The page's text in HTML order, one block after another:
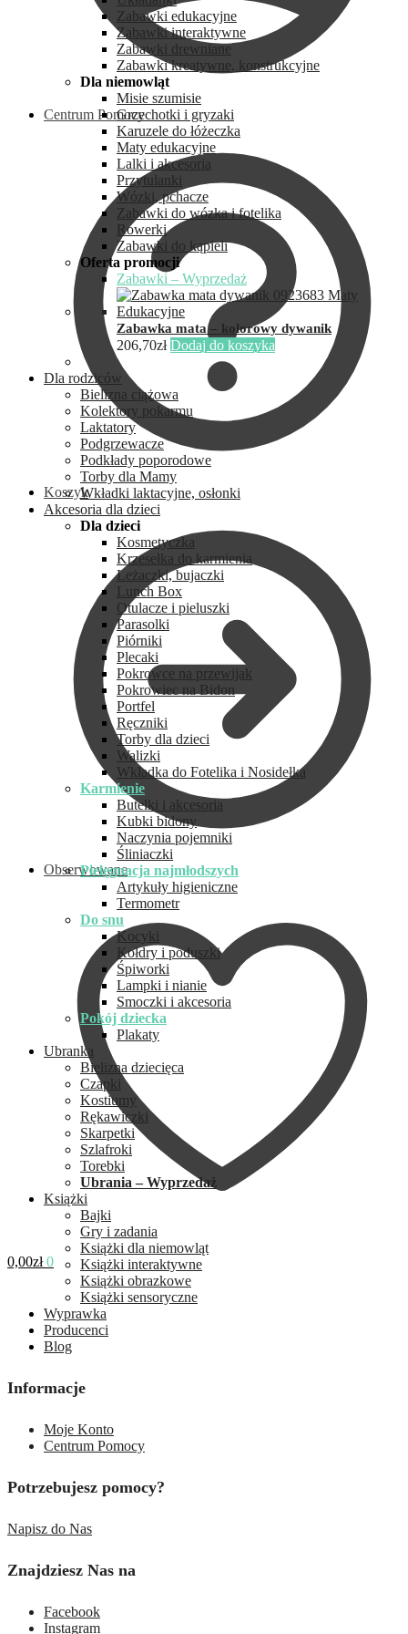
Centrum Pomocy
Koszyk
Obserwowane
0,00zł 0
Zabawki edukacyjne
Zabawki interaktywne
Zabawki drewniane
Zabawki kreatywne, konstrukcyjne
Dla niemowląt
Misie szumisie
Grzechotki i gryzaki
Karuzele do łóżeczka
Maty edukacyjne
Lalki i akcesoria
Przytulanki
Wózki, pchacze
Zabawki do wózka i fotelika
Rowerki
Zabawki do kąpieli
Oferta promocji
Zabawki – Wyprzedaż
Zabawka mata – kolorowy dywanik
206,70zł Dodaj do koszyka
Dla rodziców
Bielizna ciążowa
Kolektory pokarmu
Laktatory
Podgrzewacze
Podkłady poporodowe
Torby dla Mamy
Wkładki laktacyjne, osłonki
Akcesoria dla dzieci
Dla dzieci
Kosmetyczka
Krzesełka do karmienia
Leżaczki, bujaczki
Lunch Box
Otulacze i pieluszki
Parasolki
Piórniki
Plecaki
Pokrowce na przewijak
Pokrowiec na Bidon
Portfel
Ręczniki
Torby dla dzieci
Walizki
Wkładka do Fotelika i Nosidełka
Karmienie
Butelki i akcesoria
Kubki bidony
Naczynia pojemniki
Śliniaczki
Pielęgnacja najmłodszych
Artykuły higieniczne
Termometr
Do snu
Kocyki
Kołdry i poduszki
Śpiworki
Lampki i nianie
Smoczki i akcesoria
Pokój dziecka
Plakaty
Ubranka
Bielizna dziecięca
Czapki
Kostiumy
Rękawiczki
Skarpetki
Szlafroki
Torebki
Ubrania – Wyprzedaż
Książki
Bajki
Gry i zadania
Książki dla niemowląt
Książki interaktywne
Książki obrazkowe
Książki sensoryczne
Wyprawka
Producenci
Blog
Informacje
Moje Konto
Centrum Pomocy
Potrzebujesz pomocy?
Napisz do Nas
Znajdziesz Nas na
Facebook
Instagram